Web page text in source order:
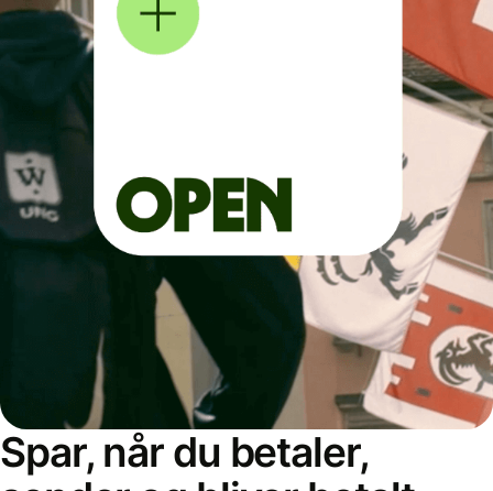
Spar, når du betaler,